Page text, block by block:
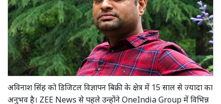
अविनाश सिंह को डिजिटल विज्ञापन बिक्री के क्षेत्र में 15 साल से ज्यादा का
अनुभव है। ZEE News से पहले उन्होंने OneIndia Group में विभिन्न